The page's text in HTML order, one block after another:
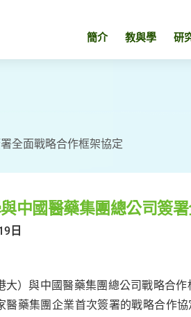
簡介 教與學 研
全面戰略合作框架協定
中國醫藥集團總公司簽
日
大）與中國醫藥集團總公司戰略合
醫藥集團企業首次簽署的戰略合作